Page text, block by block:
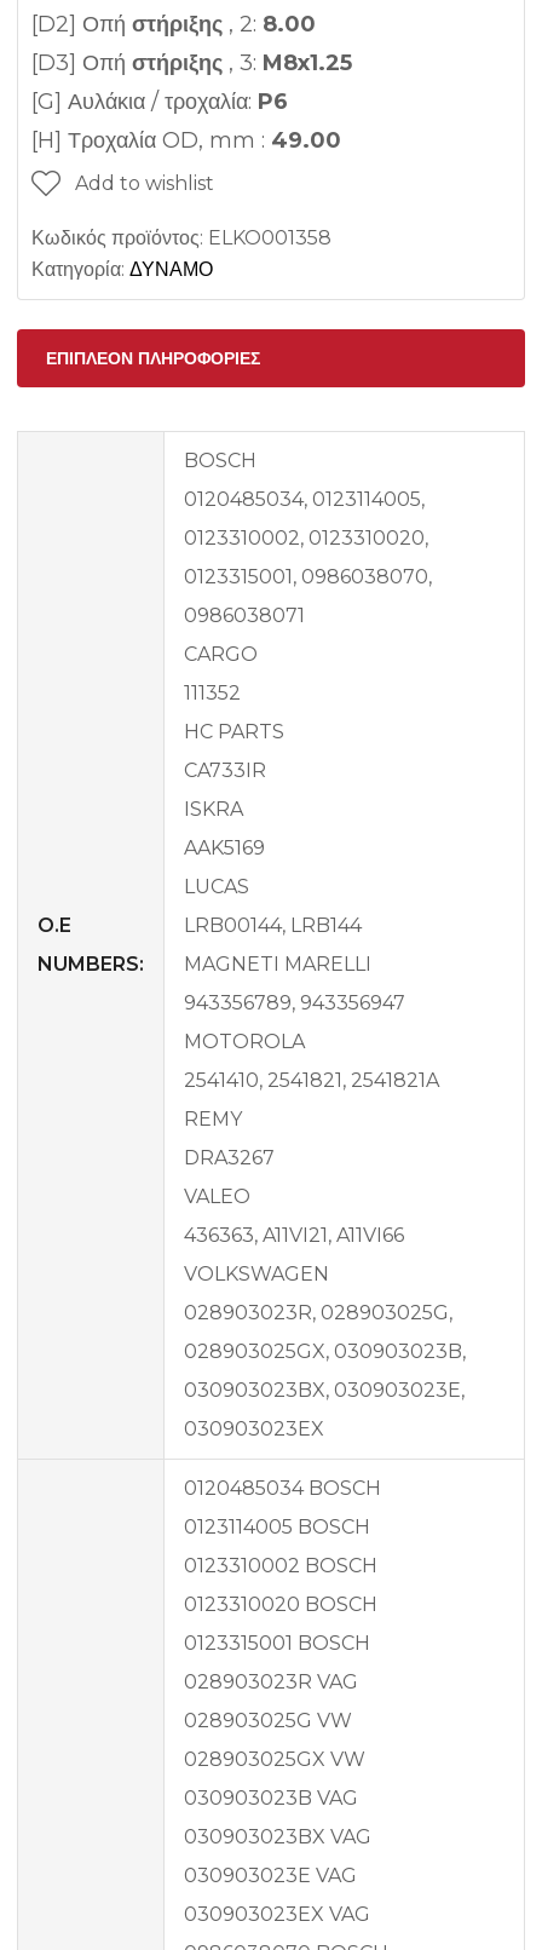
[D2] Οπή στήριξης , 2: 8.00
[D3] Οπή στήριξης , 3: M8x1.25
[G] Αυλάκια / τροχαλία: P6
[H] Τροχαλία OD, mm : 49.00
Add to wishlist
Κωδικός προϊόντος: ELKO001358
Κατηγορία: ΔΥΝΑΜΟ
ΕΠΙΠΛΈΟΝ ΠΛΗΡΟΦΟΡΊΕΣ
O.E
NUMBERS:
BOSCH
0120485034, 0123114005,
0123310002, 0123310020,
0123315001, 0986038070,
0986038071
CARGO
111352
HC PARTS
CA733IR
ISKRA
AAK5169
LUCAS
LRB00144, LRB144
MAGNETI MARELLI
943356789, 943356947
MOTOROLA
2541410, 2541821, 2541821A
REMY
DRA3267
VALEO
436363, A11VI21, A11VI66
VOLKSWAGEN
028903023R, 028903025G,
028903025GX, 030903023B,
030903023BX, 030903023E,
030903023EX
0120485034 BOSCH
0123114005 BOSCH
0123310002 BOSCH
0123310020 BOSCH
0123315001 BOSCH
028903023R VAG
028903025G VW
028903025GX VW
030903023B VAG
030903023BX VAG
030903023E VAG
030903023EX VAG